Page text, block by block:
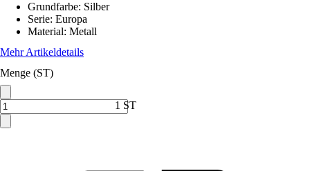
Grundfarbe: Silber
Serie: Europa
Material: Metall
Mehr Artikeldetails
Menge (ST)
1 ST